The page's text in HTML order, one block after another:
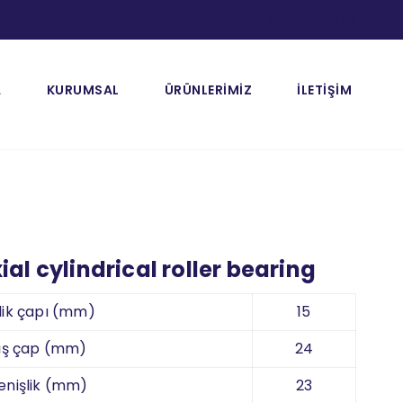
KURUMSAL ÜRÜNLERİMİZ İLETİŞİM
cylindrical roller bearing
çapı (mm)
15
çap (mm)
24
(mm)
23